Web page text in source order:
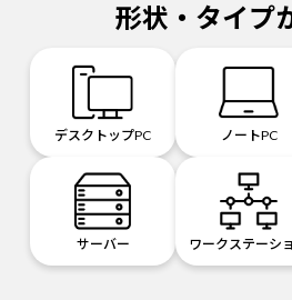
形状・タイプ
デスクトップPC ノートPC
サーバー ワークステーシ